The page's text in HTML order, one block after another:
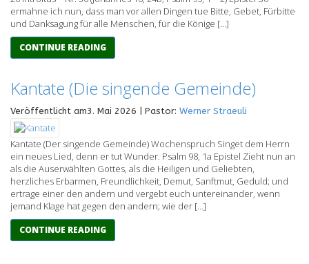
ermahne ich nun, dass man vor allen Dingen tue Bitte, Gebet, Fürbitte
und Danksagung für alle Menschen, für die Könige […]
CONTINUE READING
Kantate (Die singende Gemeinde)
Veröffentlicht am3. Mai 2026 | Pastor: Werner Straeuli
Kantate (Der singende Gemeinde) Wochenspruch Singet dem Herrn
ein neues Lied, denn er tut Wunder. Psalm 98, 1a Epistel Zieht nun an
als die Auserwählten Gottes, als die Heiligen und Geliebten,
herzliches Erbarmen, Freundlichkeit, Demut, Sanftmut, Geduld; und
ertrage einer den andern und vergebt euch untereinander, wenn
jemand Klage hat gegen den andern; wie der […]
CONTINUE READING